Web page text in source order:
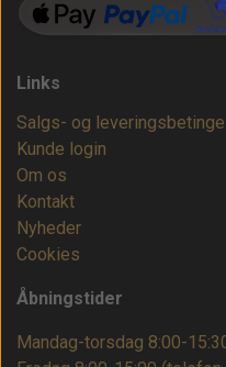
Links
Salgs- og
Kunde login
Om os
Kontakt
Nyheder
Cookies
Åbningstider
Mandag-torsdag 8:00-